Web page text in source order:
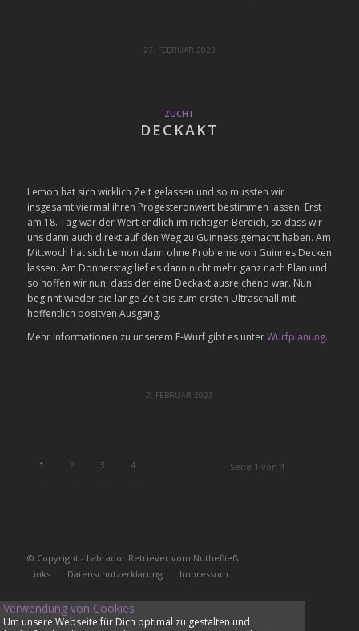
27. FEBRUAR 2023
ZUCHT
DECKAKT
Lemon hat sich wirklich Zeit gelassen und so mussten wir
insgesamt viermal ihren Progesteronwert bestimmen lassen. Erst
am 18. Tag war der Wert endlich im richtigen Bereich, so dass wir
uns dann auch direkt auf den Weg zu Guinness gemacht haben. Am
Mittwoch hat sich Lemon dann ohne Probleme von Guinnes Decken
lassen. Am Donnerstag lief es dann nicht mehr ganz nach Plan und
so hoffen wir nun, dass der eine Deckakt ausreichend war. Nun
beginnt wieder die lange Zeit bis zum ersten Ultraschall mit
hoffentlich positven Ausgang.
Mehr Informationen zu unserem F-Wurf gibt es unterWurfplanung.
2. FEBRUAR 2023
Seite 1 von 4
1 2 3 4
© Copyright - Labrador Retriever vom Nuthefließ
Links
Datenschutzerklärung Impressum
Verwendung von Cookies
Um unsere Webseite für Dich optimal zu gestalten und